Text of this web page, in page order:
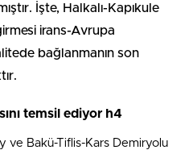
İşte, Halkalı-Kapıkule
irans-Avrupa
bağlanmanın son
temsil ediyor h4
ve Bakü-Tiflis-Kars Demiryolu